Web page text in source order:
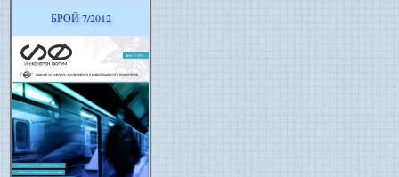
БРОЙ 7/2012